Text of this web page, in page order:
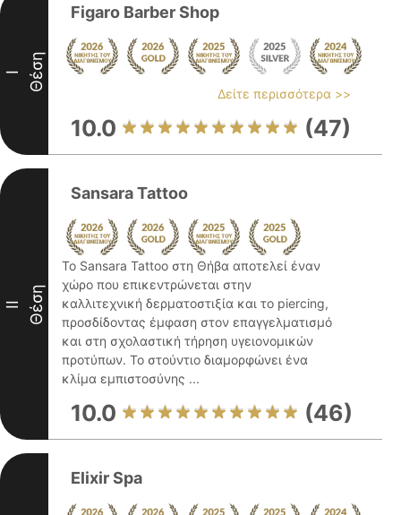
I Θέση
Figaro Barber Shop
Δείτε περισσότερα >>
10.0 (47)
II Θέση
Sansara Tattoo
Το Sansara Tattoo στη Θήβα αποτελεί έναν
χώρο που επικεντρώνεται στην
καλλιτεχνική δερματοστιξία και το piercing,
προσδίδοντας έμφαση στον επαγγελματισμό
και στη σχολαστική τήρηση υγειονομικών
προτύπων. Το στούντιο διαμορφώνει ένα
κλίμα εμπιστοσύνης ...
10.0 (46)
Elixir Spa